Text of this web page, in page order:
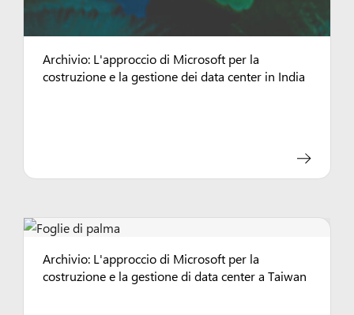
Archivio: L'approccio di Microsoft per la
costruzione e la gestione dei data center in India
Archivio: L'approccio di Microsoft per la
costruzione e la gestione di data center a Taiwan